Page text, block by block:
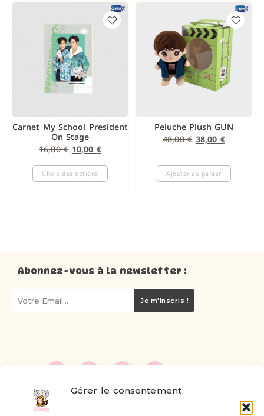
Gérer le consentement
Carnet My School President
On Stage
16,00€ 10,00 €
Choix des options
Peluche Plush GUN
48,00€ 38,00 €
Ajouter au panier
Abonnez-vous à la newsletter :
Je m'inscris !